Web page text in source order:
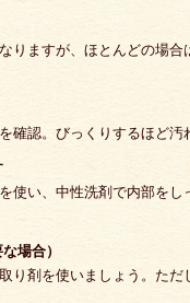
りますが、ほとんどの場
確認。びっくりするほど汚
使い、中性洗剤で内部を
場合）
り剤を使いましょう。た